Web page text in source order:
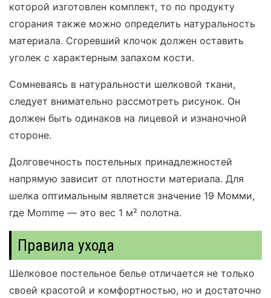
которой изготовлен комплект, то по продукту
сгорания также можно определить натуральность
материала. Сгоревший клочок должен оставить
уголек с характерным запахом кости.
Сомневаясь в натуральности шелковой ткани,
следует внимательно рассмотреть рисунок. Он
должен быть одинаков на лицевой и изнаночной
стороне.
Долговечность постельных принадлежностей
напрямую зависит от плотности материала. Для
шелка оптимальным является значение 19 Момми,
где Momme — это вес 1 м² полотна.
Правила ухода
Шелковое постельное белье отличается не только
своей красотой и комфортностью, но и достаточно